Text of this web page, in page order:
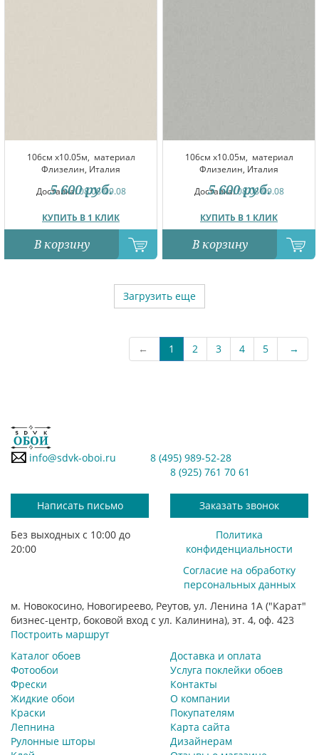
106см x10.05м, материал
Флизелин, Италия
Доставка:08.08-09.08
КУПИТЬ В 1 КЛИК
5 600 руб.
В корзину
106см x10.05м, материал
Флизелин, Италия
Доставка:08.08-09.08
КУПИТЬ В 1 КЛИК
5 600 руб.
В корзину
Загрузить еще
← 1 2 3 4 5 →
info@sdvk-oboi.ru
8 (495) 989-52-28
8 (925) 761 70 61
Написать письмо Заказать звонок
Без выходных с 10:00 до
20:00
Политика
конфиденциальности
Согласие на обработку
персональных данных
м. Новокосино, Новогиреево, Реутов, ул. Ленина 1А ("Карат"
бизнес-центр, боковой вход с ул. Калинина), эт. 4, оф. 423
Построить маршрут
Каталог обоев
Фотообои
Фрески
Жидкие обои
Краски
Лепнина
Рулонные шторы
Доставка и оплата
Услуга поклейки обоев
Контакты
О компании
Покупателям
Карта сайта
Дизайнерам